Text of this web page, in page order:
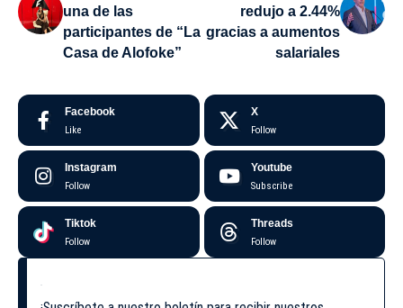
una de las
participantes de “La
Casa de Alofoke”
redujo a 2.44%
gracias a aumentos
salariales
Facebook
Like
X
Follow
Instagram
Follow
Youtube
Subscribe
Tiktok
Follow
Threads
Follow